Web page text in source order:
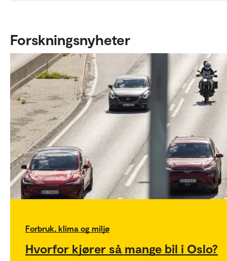
Forskningsnyheter
Forbruk, klima og miljø
Hvorfor kjører så mange bil i Oslo?